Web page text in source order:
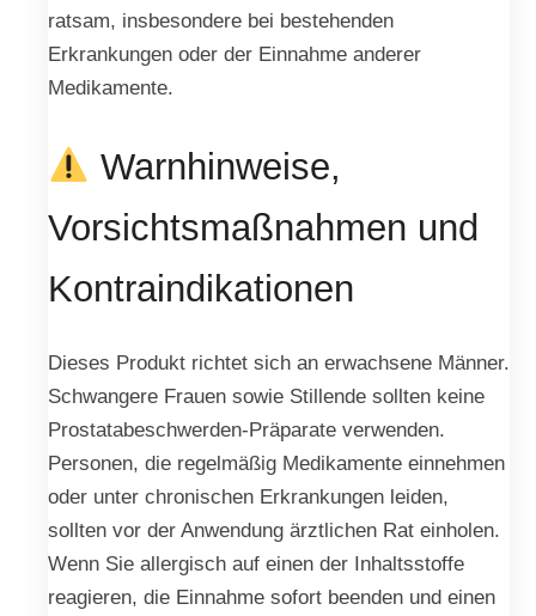
ratsam, insbesondere bei bestehenden
Erkrankungen oder der Einnahme anderer
Medikamente.
Warnhinweise,
Vorsichtsmaßnahmen und
Kontraindikationen
Dieses Produkt richtet sich an erwachsene Männer.
Schwangere Frauen sowie Stillende sollten keine
Prostatabeschwerden-Präparate verwenden.
Personen, die regelmäßig Medikamente einnehmen
oder unter chronischen Erkrankungen leiden,
sollten vor der Anwendung ärztlichen Rat einholen.
Wenn Sie allergisch auf einen der Inhaltsstoffe
reagieren, die Einnahme sofort beenden und einen